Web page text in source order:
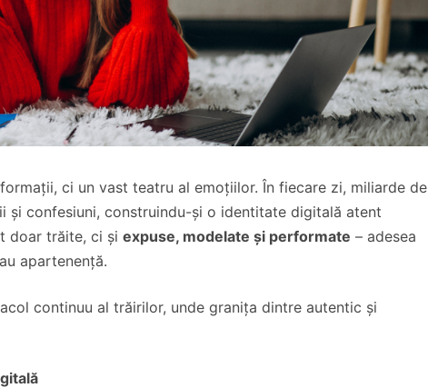
ci un vast teatru al emoțiilor. În fiecare zi, miliarde de
și confesiuni, construindu-și o identitate digitală atent
doar trăite, ci și expuse, modelate și performate – adesea
apartenență.
continuu al trăirilor, unde granița dintre autentic și